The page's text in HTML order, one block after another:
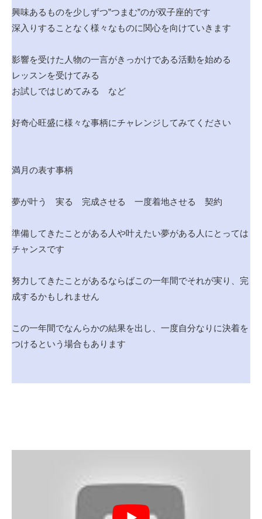
興味あるものを少しずつ”つまむ”のが双子座的です
深入りすることなく様々なものに関心を向けていきます
影響を受けた人物の一言がきっかけである活動を始める
レッスンを受けてみる
お試しではじめてみる など
好奇心旺盛に様々な事柄にチャレンジしてみてください
満月の表す事柄
夢が叶う 実る 完成させる 一度着地させる 契約
準備してきたことがある人や叶えたい夢がある人にとっては
チャンスです
努力してきたことがあるならばこの一年間でそれが実り、完
成するかもしれません
この一年間でなんらかの結果を出し、一度自分なりに決着を
つけるという場合もあります